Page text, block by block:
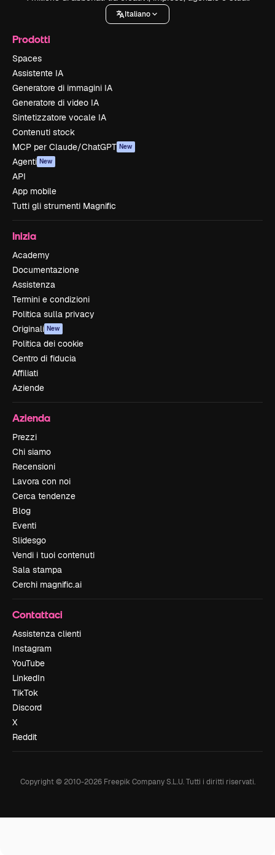
Italiano
Prodotti
Spaces
Assistente IA
Generatore di immagini IA
Generatore di video IA
Sintetizzatore vocale IA
Contenuti stock
MCP per Claude/ChatGPT New
Agenti New
API
App mobile
Tutti gli strumenti Magnific
Inizia
Academy
Documentazione
Assistenza
Termini e condizioni
Politica sulla privacy
Originali New
Politica dei cookie
Centro di fiducia
Affiliati
Aziende
Azienda
Prezzi
Chi siamo
Recensioni
Lavora con noi
Cerca tendenze
Blog
Eventi
Slidesgo
Vendi i tuoi contenuti
Sala stampa
Cerchi magnific.ai
Contattaci
Assistenza clienti
Instagram
YouTube
LinkedIn
TikTok
Discord
X
Reddit
Copyright © 2010-2026Freepik Company S.L.U. Tutti i diritti riservati.